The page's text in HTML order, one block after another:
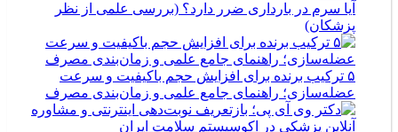
آیا سرم در بارداری ضرر دارد؟ (بررسی علمی از نظر
پزشکان)
۵ ترکیب برنده برای افزایش حجم باکیفیت و سرعت
عضله‌سازی؛ راهنمای جامع علمی و زمان‌بندی مصرف